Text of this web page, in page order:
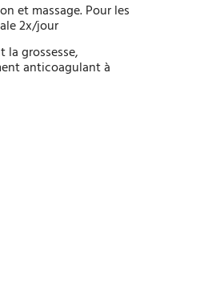
et massage. Pour les
2x/jour
grossesse,
anticoagulant à